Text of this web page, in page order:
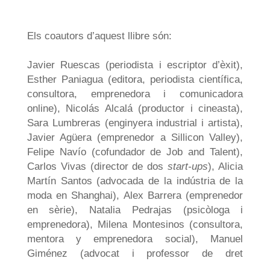
Els coautors d’aquest llibre són:
Javier Ruescas (periodista i escriptor d’èxit),
Esther Paniagua(editora, periodista científica,
consultora, emprenedora i comunicadora
online), Nicolás Alcalá (productor i cineasta),
Sara Lumbreras (enginyera industrial i artista),
Javier Agüera (emprenedor a Sillicon Valley),
Felipe Navío (cofundador de Job and Talent),
Carlos Vivas (director de dosstart-ups), Alicia
Martín Santos (advocada de la indústria de la
moda en Shanghai), Alex Barrera (emprenedor
en sèrie), Natalia Pedrajas (psicòloga i
emprenedora), Milena Montesinos (consultora,
mentora y emprenedora social), Manuel
Giménez (advocat i professor de dret